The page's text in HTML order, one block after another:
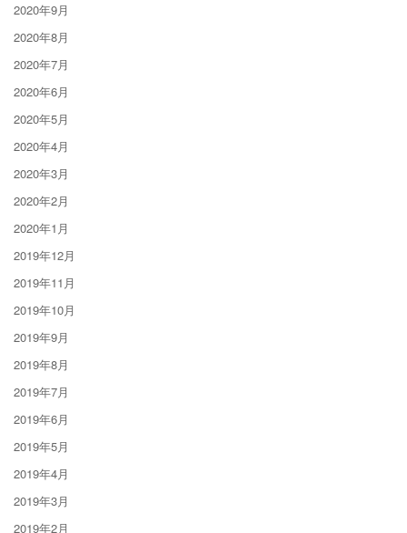
2020年9月
2020年8月
2020年7月
2020年6月
2020年5月
2020年4月
2020年3月
2020年2月
2020年1月
2019年12月
2019年11月
2019年10月
2019年9月
2019年8月
2019年7月
2019年6月
2019年5月
2019年4月
2019年3月
2019年2月